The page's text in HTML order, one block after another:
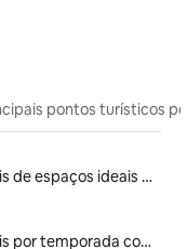
pontos turísticos
Aluguéis de espaços ideais para famílias
Aluguéis por temporada com suítes privativas